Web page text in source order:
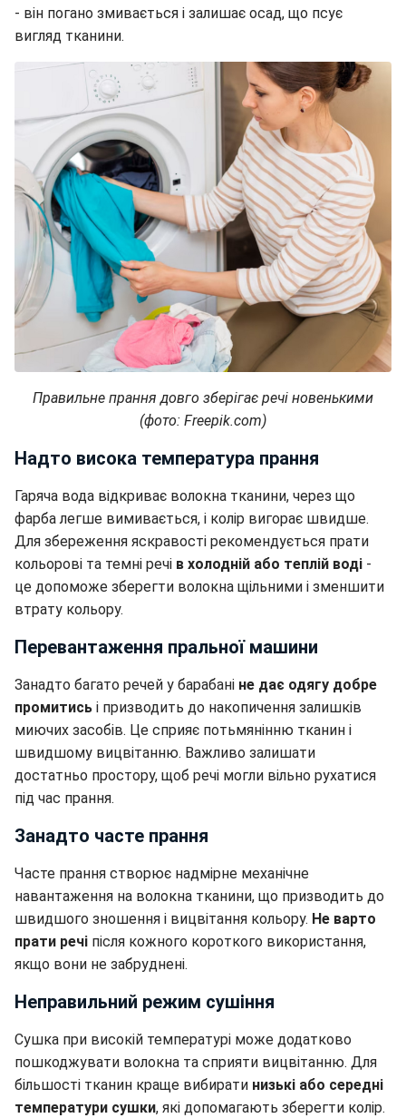
- він погано змивається і залишає осад, що псує
вигляд тканини.
Правильне прання довго зберігає речі новенькими
(фото: Freepik.com)
Надто висока температура прання
Гаряча вода відкриває волокна тканини, через що
фарба легше вимивається, і колір вигорає швидше.
Для збереження яскравості рекомендується прати
кольорові та темні речі в холодній або теплій воді -
це допоможе зберегти волокна щільними і зменшити
втрату кольору.
Перевантаження пральної машини
Занадто багато речей у барабані не дає одягу добре
промитись і призводить до накопичення залишків
миючих засобів. Це сприяє потьмянінню тканин і
швидшому вицвітанню. Важливо залишати
достатньо простору, щоб речі могли вільно рухатися
під час прання.
Занадто часте прання
Часте прання створює надмірне механічне
навантаження на волокна тканини, що призводить до
швидшого зношення і вицвітання кольору. Не варто
прати речі після кожного короткого використання,
якщо вони не забруднені.
Неправильний режим сушіння
Сушка при високій температурі може додатково
пошкоджувати волокна та сприяти вицвітанню. Для
більшості тканин краще вибирати низькі або середні
температури сушки, які допомагають зберегти колір.